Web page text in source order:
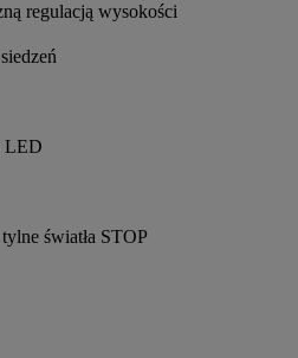
regulacją wysokości
LED
światła STOP